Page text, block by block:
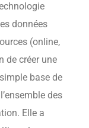
données
(online,
de créer une
base de
des
Elle a